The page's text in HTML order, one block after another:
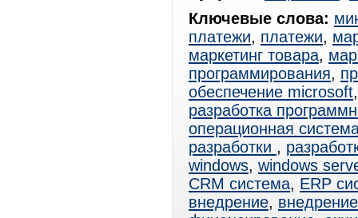
Ключевые слова:
платежи, платежи,
маркетинг товара,
программирования,
обеспечение microsoft
разработка
операционная
разработки ,
windows, windows
CRM система, ERP
внедрение,